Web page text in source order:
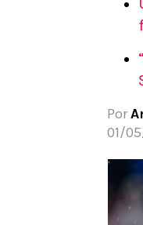
Apuesta del día
Por
01/